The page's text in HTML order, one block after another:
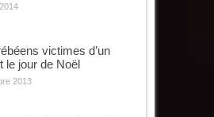
victimes d’un
le jour de Noël
2013